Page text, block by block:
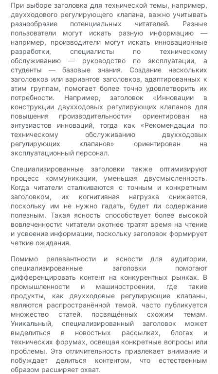
При выборе заголовка для технической темы, например,
двухходового регулирующего клапана, важно учитывать
разнообразие потенциальных читателей. Разные
пользователи могут искать разную информацию —
например, производители могут искать инновационные
разработки, специалисты по техническому
обслуживанию — руководство по эксплуатации, а
студенты — базовые знания. Создание нескольких
заголовков или вариантов заголовков, адаптированных к
этим группам, помогает более точно удовлетворить их
потребности. Например, заголовок «Инновации в
конструкции двухходовых регулирующих клапанов для
повышения производительности» ориентирован на
энтузиастов инноваций, тогда как «Рекомендации по
техническому обслуживанию двухходовых
регулирующих клапанов» ориентирован на
эксплуатационный персонал.
Специализированные заголовки также оптимизируют
процесс коммуникации, уменьшая двусмысленность.
Когда читатели сталкиваются с точным и конкретным
заголовком, их когнитивная нагрузка снижается,
поскольку им не нужно гадать, будет ли содержание
полезным. Такая ясность способствует более высокой
вовлеченности: читатели охотнее тратят время на чтение
и усвоение информации, поскольку заголовок формирует
четкие ожидания.
Помимо релевантности и ясности для аудитории,
специализированные заголовки помогают
дифференцировать контент на конкурентных рынках. В
промышленности и машиностроении, где такие
продукты, как двухходовые регулирующие клапаны,
являются распространённой темой, часто публикуется
множество статей, посвящённых схожим темам.
Уникальный, специализированный заголовок может
выделиться в новостных рассылках, блогах и
технических форумах, освещая конкретные вопросы или
проблемы. Эта отличительность привлекает внимание и
побуждает делиться контентом, что естественным
образом расширяет охват.